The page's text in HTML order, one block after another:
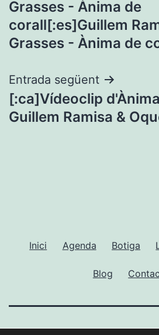
Grasses - Ànima de
corall[:es]Guillem
Grasses - Ànima de
Entrada següent
[:ca]Vídeoclip
Guillem Ramisa &
Inici Agenda Botiga
Blog